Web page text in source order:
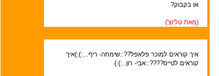
או בקבוק?
(מאת טליוצ')
איך קוראים למוכר פלאפל??::שימחה- ריף...:):)איך
קוראים לטייס????::אבי- רון..:):)